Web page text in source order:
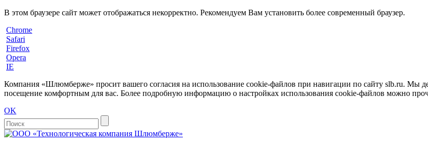
В этом браузере сайт может отображаться некорректно. Рекомендуем Вам установить более современный браузер.
Chrome
Safari
Firefox
Opera
IE
Компания «Шлюмберже» просит вашего согласия на использование cookie-файлов при навигации по сайту slb.ru. Мы
посещение комфортным для вас. Более подробную информацию о настройках использования cookie-файлов можно
OK